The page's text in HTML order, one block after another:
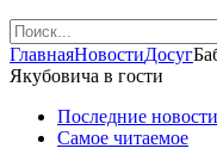
ГлавнаяНовостиДосуг
Якубовича в гости
Последние новости
Самое читаемое